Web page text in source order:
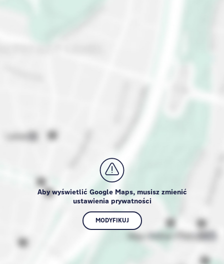
Aby wyświetlić Google Maps, musisz zmienić
ustawienia prywatności
MODYFIKUJ